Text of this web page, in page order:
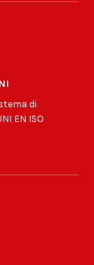
di
EN ISO